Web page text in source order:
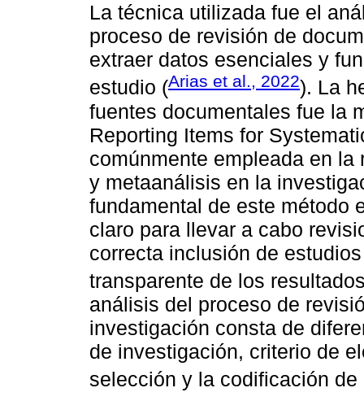
La técnica utilizada fue el
proceso de revisión de
extraer datos esenciales y
estudio (Arias et al., 2022). La
fuentes documentales fue la
Reporting Items for
comúnmente empleada en
y metaanálisis en la
fundamental de este método
claro para llevar a cabo
correcta inclusión de
transparente de los
análisis del proceso de
investigación consta de
de investigación, criterio de
selección y la codificación de